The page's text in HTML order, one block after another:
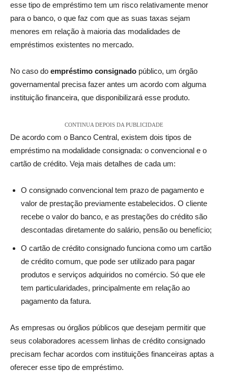
esse tipo de empréstimo tem um risco relativamente menor
para o banco, o que faz com que as suas taxas sejam
menores em relação à maioria das modalidades de
empréstimos existentes no mercado.
No caso do empréstimo consignado público, um órgão
governamental precisa fazer antes um acordo com alguma
instituição financeira, que disponibilizará esse produto.
CONTINUA DEPOIS DA PUBLICIDADE
De acordo com o Banco Central, existem dois tipos de
empréstimo na modalidade consignada: o convencional e o
cartão de crédito. Veja mais detalhes de cada um:
O consignado convencional tem prazo de pagamento e
valor de prestação previamente estabelecidos. O cliente
recebe o valor do banco, e as prestações do crédito são
descontadas diretamente do salário, pensão ou benefício;
O cartão de crédito consignado funciona como um cartão
de crédito comum, que pode ser utilizado para pagar
produtos e serviços adquiridos no comércio. Só que ele
tem particularidades, principalmente em relação ao
pagamento da fatura.
As empresas ou órgãos públicos que desejam permitir que
seus colaboradores acessem linhas de crédito consignado
precisam fechar acordos com instituições financeiras aptas a
oferecer esse tipo de empréstimo.